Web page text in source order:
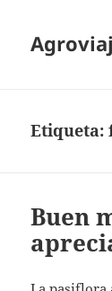
Etiqueta:
Buen